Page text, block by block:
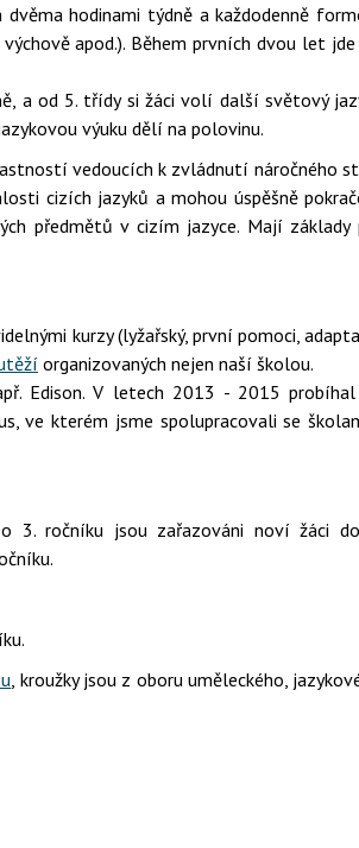
hodinami týdně a každodenně
apod.). Během prvních dvou let
a od 5. třídy si žáci volí další světový
výuku dělí na polovinu.
vedoucích k zvládnutí náročného
cizích jazyků a mohou úspěšně
předmětů v cizím jazyce. Mají základy
kurzy (lyžařský, první pomoci,
organizovaných nejen naší školou.
Edison. V letech 2013 - 2015
ve kterém jsme spolupracovali se
3. ročníku jsou zařazováni noví žáci
, kroužky jsou z oboru uměleckého,